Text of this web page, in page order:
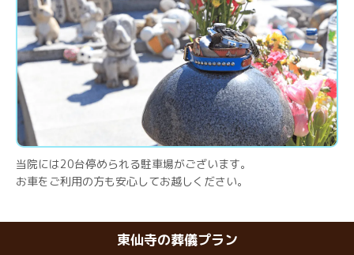
当院には20台停められる駐車場がございます。
お車をご利用の方も安心してお越しください。
東仙寺の葬儀プラン